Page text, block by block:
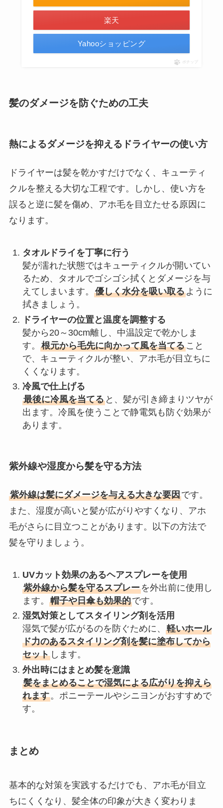
楽天
Yahooショッピング
ポチップ
髪のダメージを防ぐための工夫
熱によるダメージを抑えるドライヤーの使い方
ドライヤーは髪を乾かすだけでなく、キューティ
クルを整える大切な工程です。しかし、使い方を
誤ると逆に髪を傷め、アホ毛を目立たせる原因に
なります。
タオルドライを丁寧に行う
髪が濡れた状態ではキューティクルが開いてい
るため、タオルでゴシゴシ拭くとダメージを与
えてしまいます。 優しく水分を吸い取るように
拭きましょう。
ドライヤーの位置と温度を調整する
髪から20～30cm離し、中温設定で乾かしま
す。 根元から毛先に向かって風を当てること
で、キューティクルが整い、アホ毛が目立ちに
くくなります。
冷風で仕上げる
最後に冷風を当てると、髪が引き締まりツヤが
出ます。冷風を使うことで静電気も防ぐ効果が
あります。
紫外線や湿度から髪を守る方法
紫外線は髪にダメージを与える大きな要因です。
また、湿度が高いと髪が広がりやすくなり、アホ
毛がさらに目立つことがあります。以下の方法で
髪を守りましょう。
UVカット効果のあるヘアスプレーを使用
紫外線から髪を守るスプレーを外出前に使用し
ます。 帽子や日傘も効果的です。
湿気対策としてスタイリング剤を活用
湿気で髪が広がるのを防ぐために、 軽いホール
ド力のあるスタイリング剤を髪に塗布してから
セットします。
外出時にはまとめ髪を意識
髪をまとめることで湿気による広がりを抑えら
れます。ポニーテールやシニヨンがおすすめで
す。
まとめ
基本的な対策を実践するだけでも、アホ毛が目立
ちにくくなり、髪全体の印象が大きく変わりま